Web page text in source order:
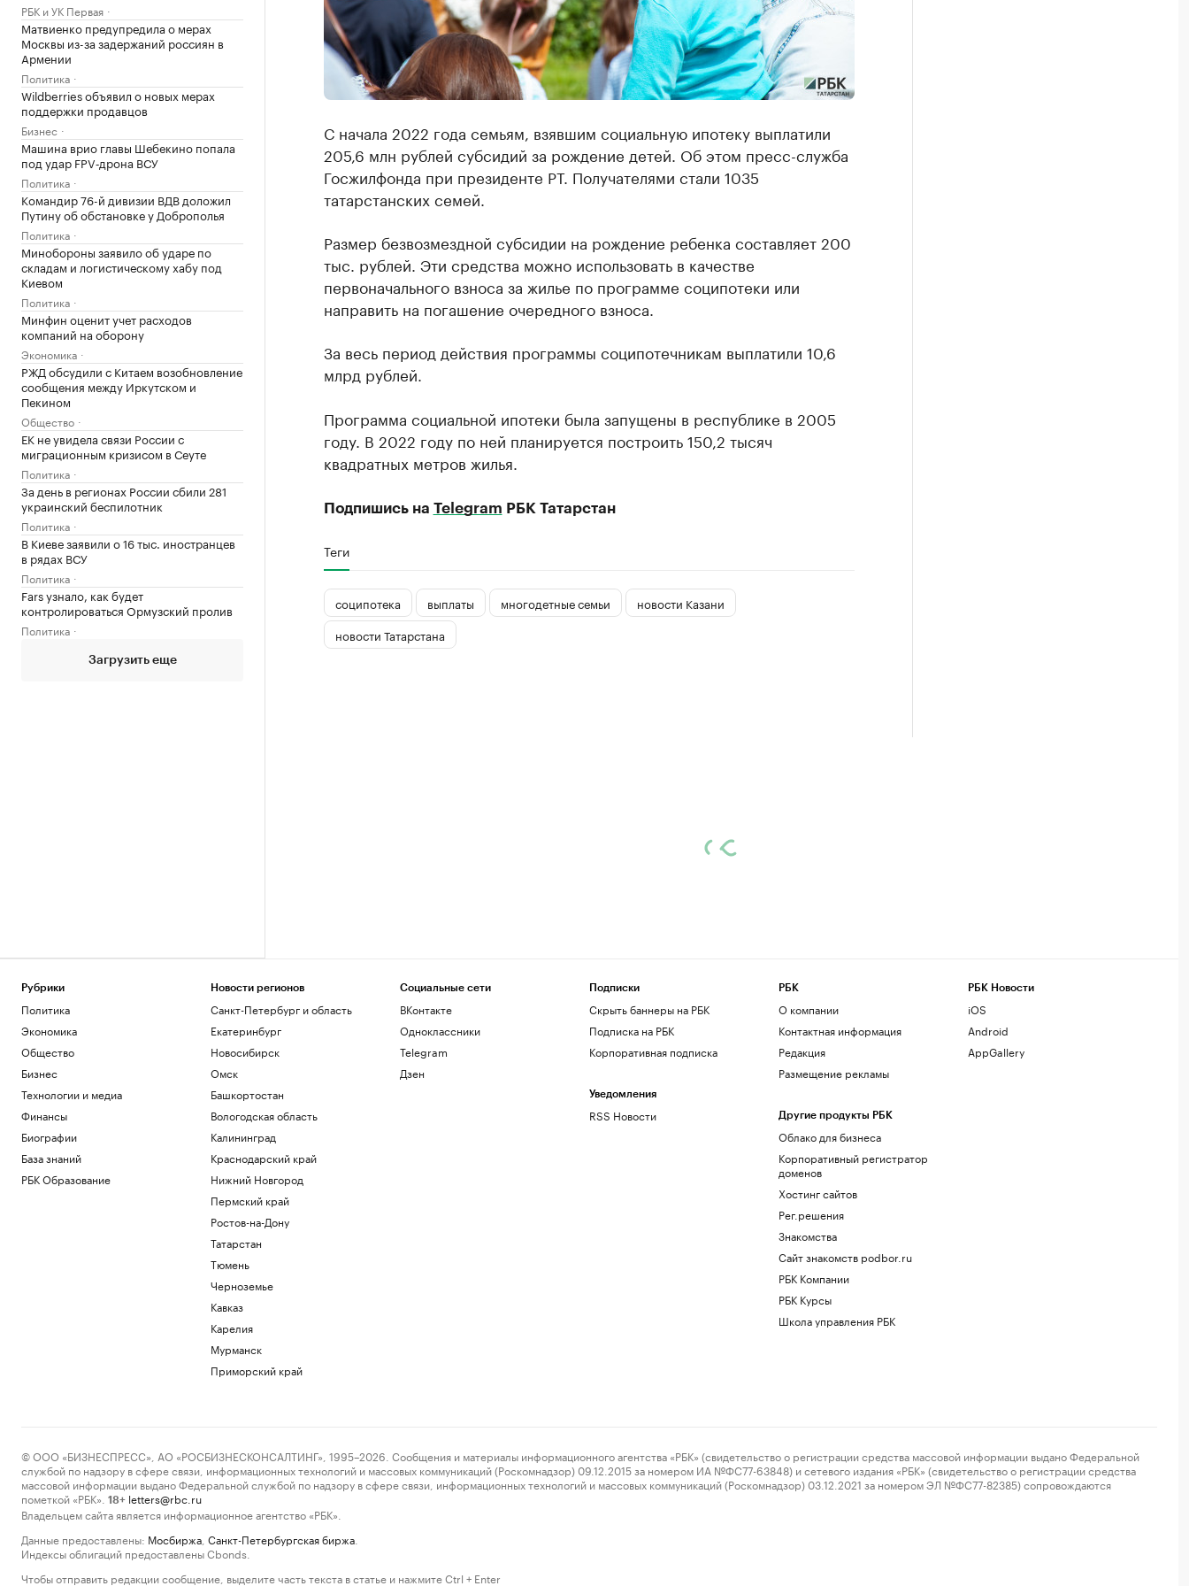
РБК и УК Первая
Матвиенко предупредила о мерах
Москвы из-за задержаний россиян в
Армении
Политика
Wildberries объявил о новых мерах
поддержки продавцов
Бизнес
Машина врио главы Шебекино попала
под удар FPV‑дрона ВСУ
Политика
Командир 76-й дивизии ВДВ доложил
Путину об обстановке у Доброполья
Политика
Минобороны заявило об ударе по
складам и логистическому хабу под
Киевом
Политика
Минфин оценит учет расходов
компаний на оборону
Экономика
РЖД обсудили с Китаем возобновление
сообщения между Иркутском и
Пекином
Общество
ЕК не увидела связи России с
миграционным кризисом в Сеуте
Политика
За день в регионах России сбили 281
украинский беспилотник
Политика
В Киеве заявили о 16 тыс. иностранцев
в рядах ВСУ
Политика
Fars узнало, как будет
контролироваться Ормузский пролив
Политика
Загрузить еще
С начала 2022 года семьям, взявшим социальную ипотеку выплатили
205,6 млн рублей субсидий за рождение детей. Об этом пресс-служба
Госжилфонда при президенте РТ. Получателями стали 1035
татарстанских семей.
Размер безвозмездной субсидии на рождение ребенка составляет 200
тыс. рублей. Эти средства можно использовать в качестве
первоначального взноса за жилье по программе соципотеки или
направить на погашение очередного взноса.
За весь период действия программы соципотечникам выплатили 10,6
млрд рублей.
Программа социальной ипотеки была запущены в республике в 2005
году. В 2022 году по ней планируется построить 150,2 тысяч
квадратных метров жилья.
Подпишись на Telegram РБК Татарстан
Теги
соципотека выплаты многодетные семьи
новости Казани
новости Татарстана
Рубрики
Политика
Экономика
Общество
Бизнес
Технологии и медиа
Финансы
Биографии
База знаний
РБК Образование
Новости регионов
Санкт-Петербург и область
Екатеринбург
Новосибирск
Омск
Башкортостан
Вологодская область
Калининград
Краснодарский край
Нижний Новгород
Пермский край
Ростов-на-Дону
Татарстан
Тюмень
Черноземье
Кавказ
Карелия
Мурманск
Приморский край
Социальные сети
ВКонтакте
Одноклассники
Telegram
Дзен
Подписки
Скрыть баннеры на РБК
Подписка на РБК
Корпоративная подписка
Уведомления
RSS Новости
РБК
О компании
Контактная информация
Редакция
Размещение рекламы
Другие продукты РБК
Облако для бизнеса
Корпоративный регистратор
доменов
Хостинг сайтов
Рег.решения
Знакомства
Сайт знакомств podbor.ru
РБК Компании
РБК Курсы
Школа управления РБК
РБК Новости
iOS
Android
AppGallery
© ООО «БИЗНЕСПРЕСС», АО «РОСБИЗНЕСКОНСАЛТИНГ», 1995–2026. Сообщения и материалы информационного агентства «РБК» (свидетельство о регистрации средства массовой информации выдано Федеральной
службой по надзору в сфере связи, информационных технологий и массовых коммуникаций (Роскомнадзор) 09.12.2015 за номером ИА №ФС77-63848) и сетевого издания «РБК» (свидетельство о регистрации средства
массовой информации выдано Федеральной службой по надзору в сфере связи, информационных технологий и массовых коммуникаций (Роскомнадзор) 03.12.2021 за номером ЭЛ №ФС77-82385) сопровождаются
пометкой «РБК».
18+ letters@rbc.ru
Владельцем сайта является информационное агентство «РБК».
Данные предоставлены: Мосбиржа Санкт-Петербургская биржа
Индексы облигаций предоставлены Cbonds.
Чтобы отправить редакции сообщение, выделите часть текста в статье и нажмите Ctrl + Enter